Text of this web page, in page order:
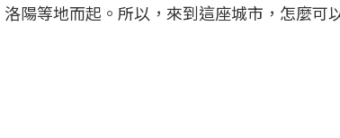
陽等地而起。所以，來到這座城市，怎麼可